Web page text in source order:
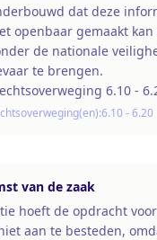
dat deze
openbaar gemaakt
de nationale
te brengen.
6.10 -
6.10 - 6.20
van de zaak
hoeft de opdracht
aan te besteden,